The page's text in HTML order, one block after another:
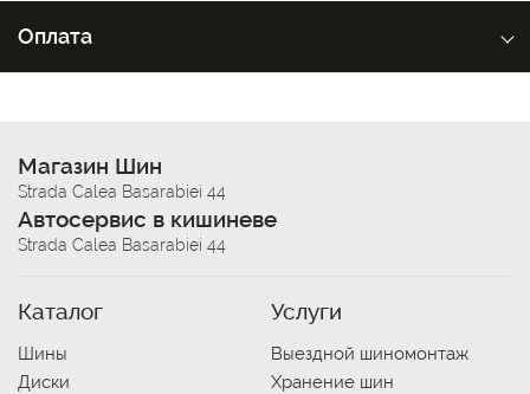
Оплата
Магазин Шин
Strada Calea Basarabiei 44
Автосервис в кишиневе
Strada Calea Basarabiei 44
Каталог
Шины
Диски
Услуги
Выездной шиномонтаж
Хранение шин